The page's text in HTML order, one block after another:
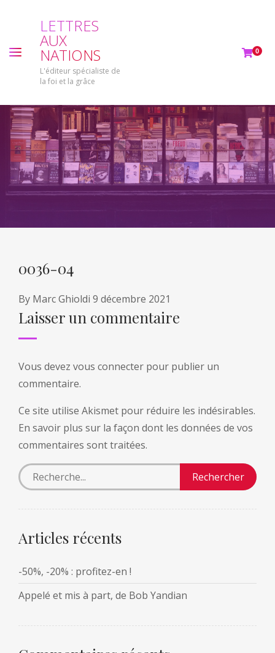
LETTRES
AUX
NATIONS
L'éditeur spécialiste de
la foi et la grâce
0
0036-04
By Marc Ghioldi 9 décembre 2021
Laisser un commentaire
Vous devez vous connecter pour publier un
commentaire.
Ce site utilise Akismet pour réduire les indésirables.
En savoir plus sur la façon dont les données de vos
commentaires sont traitées.
Articles récents
-50%, -20% : profitez-en !
Appelé et mis à part, de Bob Yandian